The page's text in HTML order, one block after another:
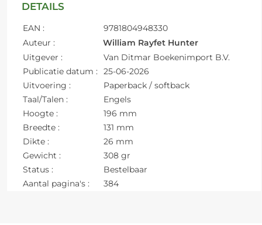
DETAILS
EAN :
9781804948330
Auteur :
William Rayfet Hunter
Uitgever :
Van Ditmar Boekenimport B.V.
Publicatie datum :
25-06-2026
Uitvoering :
Paperback / softback
Taal/Talen :
Engels
Hoogte :
196 mm
Breedte :
131 mm
Dikte :
26 mm
Gewicht :
308 gr
Status :
Bestelbaar
Aantal pagina's :
384